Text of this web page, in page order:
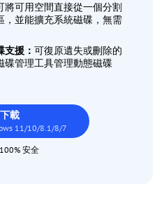
將可用空間直接從一個分割
，並能擴充系統磁碟，無需
援： 可復原遺失或刪除的
碟管理工具管理動態磁碟
載
11/10/8.1/8/7
100% 安全